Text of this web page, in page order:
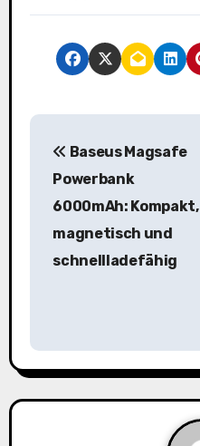
B
g
s
Baseus Magsafe
Powerbank
6000mAh: Kompakt,
magnetisch und
schnellladefähig